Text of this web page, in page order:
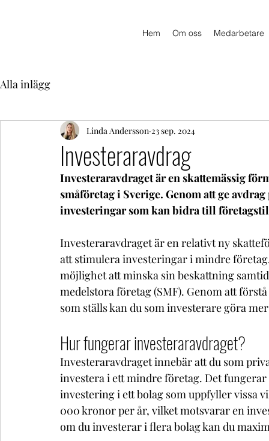
Hem Om oss Medarbetare
Alla inlägg
Investeraravdrag
Linda Andersson 23 sep. 2024
Investeraravdraget är en skattemässig
småföretag i Sverige. Genom att ge
investeringar som kan bidra till
Investeraravdraget är en relativt ny
att stimulera investeringar i mindre
möjlighet att minska sin beskattning
medelstora företag (SMF). Genom att
som ställs kan du som investerare göra
Hur fungerar investeraravdraget?
Investeraravdraget innebär att du som
investera i ett mindre företag. Det
investering i ett bolag som uppfyller vissa
000 kronor per år, vilket motsvarar en
om du investerar i flera bolag kan du